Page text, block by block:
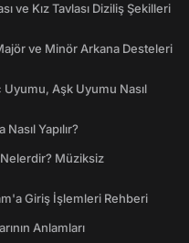
ve Kız Tavlası Diziliş Şekilleri
ve Minör Arkana Desteleri
Aşk Uyumu Nasıl
Yapılır?
Müziksiz
Giriş İşlemleri Rehberi
Anlamları